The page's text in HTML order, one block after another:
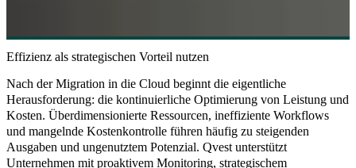
Effizienz als strategischen Vorteil nutzen
Nach der Migration in die Cloud beginnt die eigentliche
Herausforderung: die kontinuierliche Optimierung von Leistung und
Kosten. Überdimensionierte Ressourcen, ineffiziente Workflows
und mangelnde Kostenkontrolle führen häufig zu steigenden
Ausgaben und ungenutztem Potenzial. Qvest unterstützt
Unternehmen mit proaktivem Monitoring, strategischem